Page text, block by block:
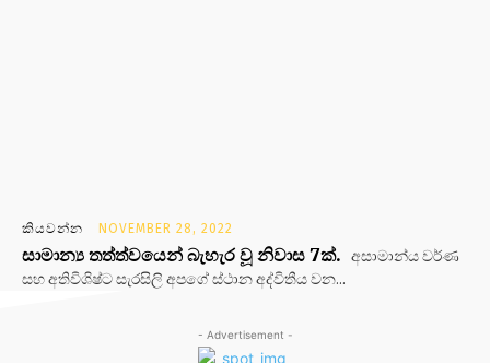
කියවන්න NOVEMBER 28, 2022
සාමාන්‍ය තත්ත්වයෙන් බැහැර වූ නිවාස 7ක්. අසාමාන්ය වර්ණ
සහ අතිවිශිෂ්ට සැරසිලි අපගේ ස්ථාන අද්විතීය වන...
- Advertisement -